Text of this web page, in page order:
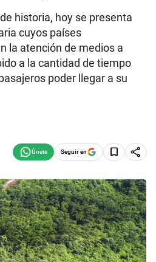
historia, hoy se presenta
cuyos países
la atención de medios a
a la cantidad de tiempo
poder llegar a su
Seguir en